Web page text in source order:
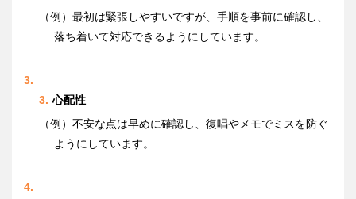
（例）最初は緊張しやすいですが、手順を事前に確認し、
落ち着いて対応できるようにしています。
心配性
（例）不安な点は早めに確認し、復唱やメモでミスを防ぐ
ようにしています。